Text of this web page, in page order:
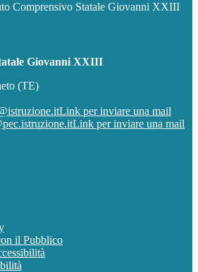
Comprensivo Statale Giovanni XXIII
Giovanni XXIII
(TE)
Link per inviare una mail
Link per inviare una mail
il Pubblico